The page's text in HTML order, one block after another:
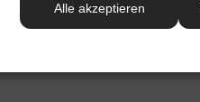
Alle akzeptieren